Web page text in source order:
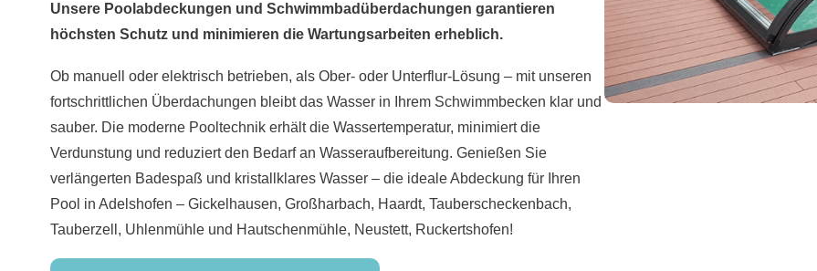
Unsere Poolabdeckungen und Schwimmbadüberdachungen garantieren
höchsten Schutz und minimieren die Wartungsarbeiten erheblich.
Ob manuell oder elektrisch betrieben, als Ober- oder Unterflur-Lösung – mit unseren
fortschrittlichen Überdachungen bleibt das Wasser in Ihrem Schwimmbecken klar und
sauber. Die moderne Pooltechnik erhält die Wassertemperatur, minimiert die
Verdunstung und reduziert den Bedarf an Wasseraufbereitung. Genießen Sie
verlängerten Badespaß und kristallklares Wasser – die ideale Abdeckung für Ihren
Pool in Adelshofen – Gickelhausen, Großharbach, Haardt, Tauberscheckenbach,
Tauberzell, Uhlenmühle und Hautschenmühle, Neustett, Ruckertshofen!